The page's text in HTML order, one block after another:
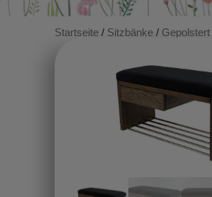
Startseite / Sitzbänke / Gepolstert